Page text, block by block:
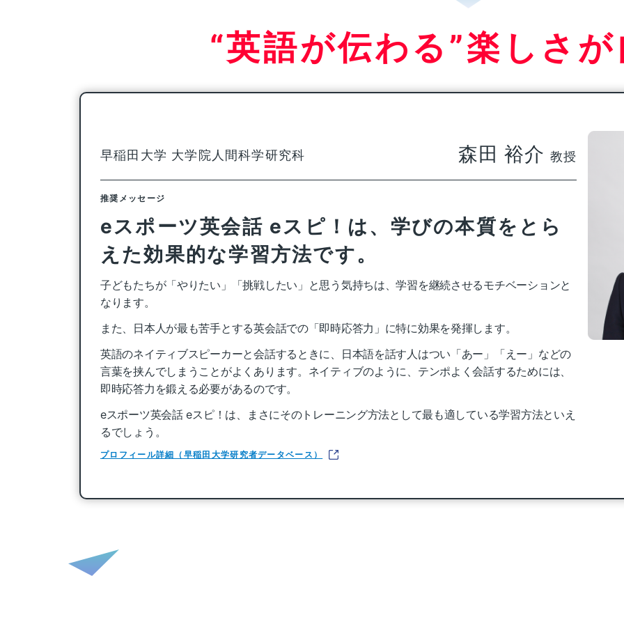
“英語が伝わる”楽しさ
早稲田大学 大学院 人間科学研究科 森田 裕介 教授
推奨メッセージ
eスポーツ英会話 eスピ！は、学びの本質をとら
えた効果的な学習方法です。
子どもたちが「やりたい」「挑戦したい」と思う気持ちは、学習を継続させるモチベーションと
なります。
また、日本人が最も苦手とする英会話での「即時応答力」に特に効果を発揮します。
英語のネイティブスピーカーと会話するときに、日本語を話す人はつい「あー」「えー」などの
言葉を挟んでしまうことがよくあります。ネイティブのように、テンポよく会話するためには、
即時応答力を鍛える必要があるのです。
eスポーツ英会話 eスピ！は、まさにそのトレーニング方法として最も適している学習方法といえ
るでしょう。
プロフィール詳細（早稲田大学研究者データベース）